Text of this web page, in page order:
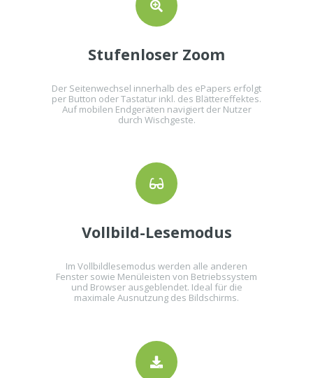
Stufenloser Zoom
Der Seitenwechsel innerhalb des ePapers erfolgt
per Button oder Tastatur inkl. des Blättereffektes.
Auf mobilen Endgeräten navigiert der Nutzer
durch Wischgeste.
Vollbild-Lesemodus
Im Vollbildlesemodus werden alle anderen
Fenster sowie Menüleisten von Betriebssystem
und Browser ausgeblendet. Ideal für die
maximale Ausnutzung des Bildschirms.